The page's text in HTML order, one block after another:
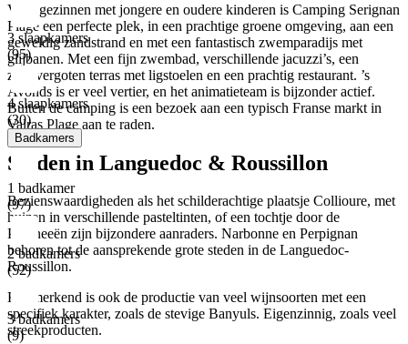
Voor gezinnen met jongere en oudere kinderen is Camping Serignan
Plage een perfecte plek, in een prachtige groene omgeving, aan een
geweldig zandstrand en met een fantastisch zwemparadijs met
glijbanen. Met een fijn zwembad, verschillende jacuzzi’s, een
zonovergoten terras met ligstoelen en een prachtig restaurant. ’s
Avonds is er veel vertier, en het animatieteam is bijzonder actief.
Buiten de camping is een bezoek aan een typisch Franse markt in
Valras Plage aan te raden.
Steden in Languedoc & Roussillon
Bezienswaardigheden als het schilderachtige plaatsje Collioure, met
huizen in verschillende pasteltinten, of een tochtje door de
Pyreneeën zijn bijzondere aanraders. Narbonne en Perpignan
behoren tot de aansprekende grote steden in de Languedoc-
Roussillon.
Kenmerkend is ook de productie van veel wijnsoorten met een
specifiek karakter, zoals de stevige Banyuls. Eigenzinnig, zoals veel
streekproducten.
3 slaapkamers
(95)
4 slaapkamers
(30)
Badkamers
1 badkamer
(97)
2 badkamers
(52)
3 badkamers
(9)